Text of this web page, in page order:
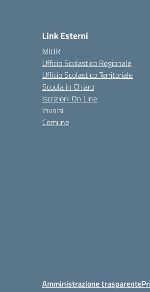
Link Esterni
MIUR
Ufficio Scolastico Regionale
Ufficio Scolastico Territoriale
Scuola in Chiaro
Iscrizioni On Line
Invalsi
Comune
Amministrazione trasparente